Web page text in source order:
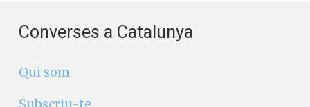
Converses a Catalunya
Qui som